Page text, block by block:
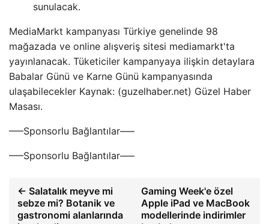
sunulacak.
MediaMarkt kampanyası Türkiye genelinde 98
mağazada ve online alışveriş sitesi mediamarkt'ta
yayınlanacak. Tüketiciler kampanyaya ilişkin detaylara
Babalar Günü ve Karne Günü kampanyasında
ulaşabilecekler Kaynak: (guzelhaber.net) Güzel Haber
Masası.
—–Sponsorlu Bağlantılar—–
—–Sponsorlu Bağlantılar—–
← Salatalık meyve mi
sebze mi? Botanik ve
gastronomi alanlarında
Gaming Week'e özel
Apple iPad ve MacBook
modellerinde indirimler